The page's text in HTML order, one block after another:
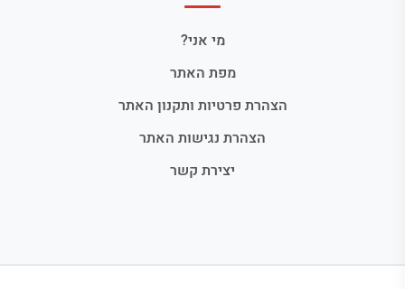
מי אני?
מפת האתר
הצהרת פרטיות ותקנון האתר
הצהרת נגישות האתר
יצירת קשר